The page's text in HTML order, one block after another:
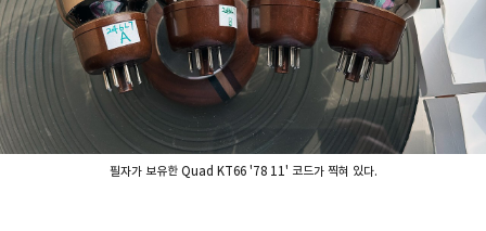
필자가 보유한 Quad KT66 '78 11' 코드가 찍혀 있다.